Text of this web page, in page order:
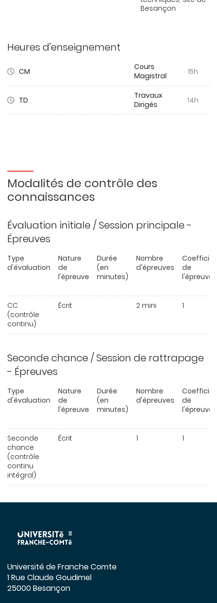
Besançon
Heures d'enseignement
CM
Cours
Magistral
15h
TD
Travaux
Dirigés
14h
Modalités de contrôle des
connaissances
Évaluation initiale / Session principale -
Épreuves
Type
d'évaluation
Nature
de
l'épreuve
Durée
(en
minutes)
Nombre
d'épreuves
de
l'épreuve
CC
(contrôle
continu)
Écrit 2 mini 1
Seconde chance / Session de rattrapage
- Épreuves
Type
d'évaluation
Nature
de
l'épreuve
Durée
(en
minutes)
Nombre
d'épreuves
de
l'épreuve
Seconde
chance
(contrôle
continu
intégral)
Écrit 1 1
Université de Franche Comte
1 Rue Claude Goudimel
25000 Besançon